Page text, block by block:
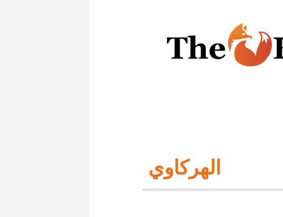
الهركاوي